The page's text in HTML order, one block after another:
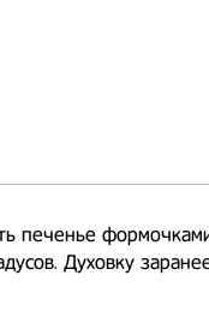
печенье
Духовку